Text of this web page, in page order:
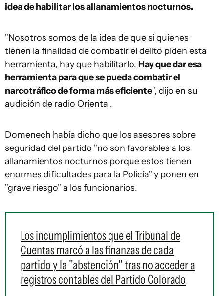
idea de habilitar los allanamientos nocturnos.
"Nosotros somos de la idea de que si quienes
tienen la finalidad de combatir el delito piden esta
herramienta, hay que habilitarlo. Hay que dar esa
herramienta para que se pueda combatir el
narcotráfico de forma más eficiente", dijo en su
audición de radio Oriental.
Domenech había dicho que los asesores sobre
seguridad del partido "no son favorables a los
allanamientos nocturnos porque estos tienen
enormes dificultades para la Policía" y ponen en
"grave riesgo" a los funcionarios.
Los incumplimientos que el Tribunal de
Cuentas marcó a las finanzas de cada
partido y la "abstención" tras no acceder a
registros contables del Partido Colorado